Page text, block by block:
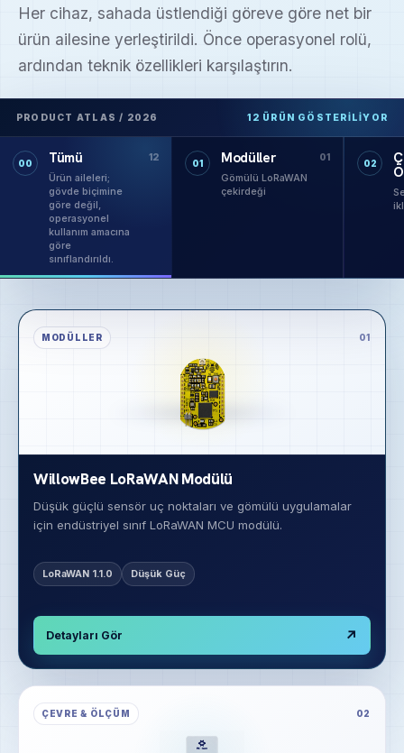
Her cihaz, sahada üstlendiği göreve göre net bir
ürün ailesine yerleştirildi. Önce operasyonel rolü,
ardından teknik özellikleri karşılaştırın.
PRODUCT ATLAS / 2026 12 ÜRÜN GÖSTERILIYOR
00 Tümü
Ürün aileleri;
gövde biçimine
göre değil,
operasyonel
kullanım amacına
göre
sınıflandırıldı.
12
01 Modüller
Gömülü LoRaWAN
çekirdeği
01
02
MODÜLLER 01
WillowBee LoRaWAN Modülü
Düşük güçlü sensör uç noktaları ve gömülü uygulamalar
için endüstriyel sınıf LoRaWAN MCU modülü.
LoRaWAN 1.1.0 Düşük Güç
Detayları Gör ↗
ÇEVRE & ÖLÇÜM 02